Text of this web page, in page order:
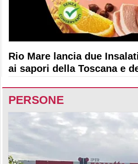
Rio Mare lancia due
ai sapori della Toscana e
PERSONE